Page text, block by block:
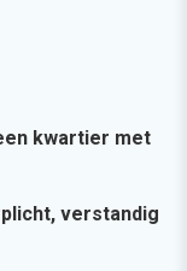
kwartier met
verstandig